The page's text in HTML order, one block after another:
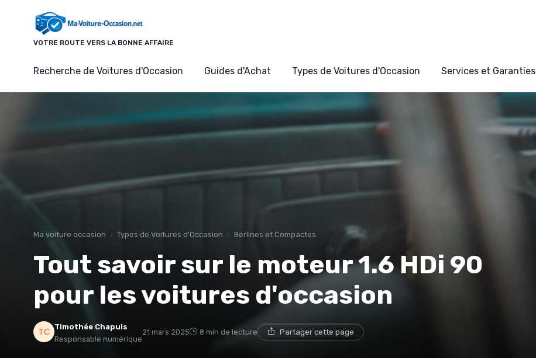
VOTRE ROUTE VERS LA BONNE AFFAIRE
Recherche de Voitures d'Occasion Guides d'Achat Types de Voitures d'Occasion Services et Garanties
Ma voiture occasion Types de Voitures d'Occasion Berlines et Compactes
Tout savoir sur le moteur 1.6 HDi 90
pour les voitures d'occasion
Timothée Chapuis
Responsable numérique
21 mars 2025 8 min de lecture Partager cette page